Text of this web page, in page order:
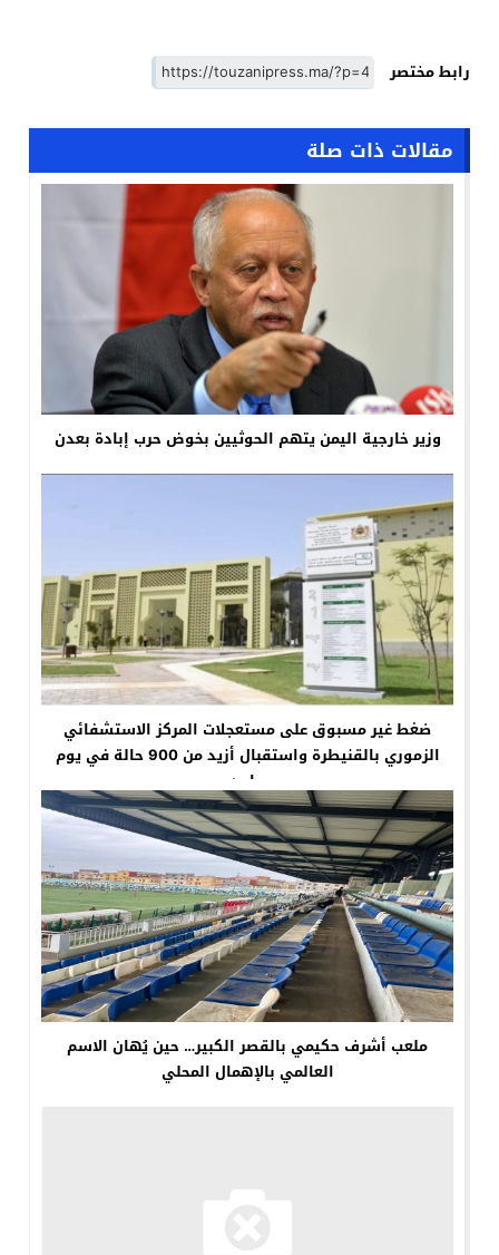
رابط مختصر
مقالات ذات صلة
وزير خارجية اليمن يتهم الحوثيين بخوض حرب إبادة بعدن
ضغط غير مسبوق على مستعجلات المركز الاستشفائي
الزموري بالقنيطرة واستقبال أزيد من 900 حالة في يوم
واحد
ملعب أشرف حكيمي بالقصر الكبير… حين يُهان الاسم
العالمي بالإهمال المحلي